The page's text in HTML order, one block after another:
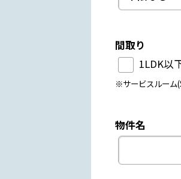
間取り
1LDK以
※サービスルーム
物件名